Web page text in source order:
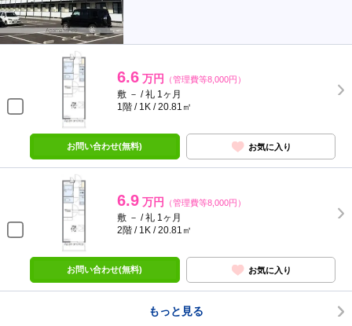
6.6 万円 （管理費等8,000円）
敷 － / 礼 1ヶ月
1階 / 1K / 20.81㎡
お問い合わせ(無料) お気に入り
6.9 万円 （管理費等8,000円）
敷 － / 礼 1ヶ月
2階 / 1K / 20.81㎡
お問い合わせ(無料) お気に入り
もっと見る